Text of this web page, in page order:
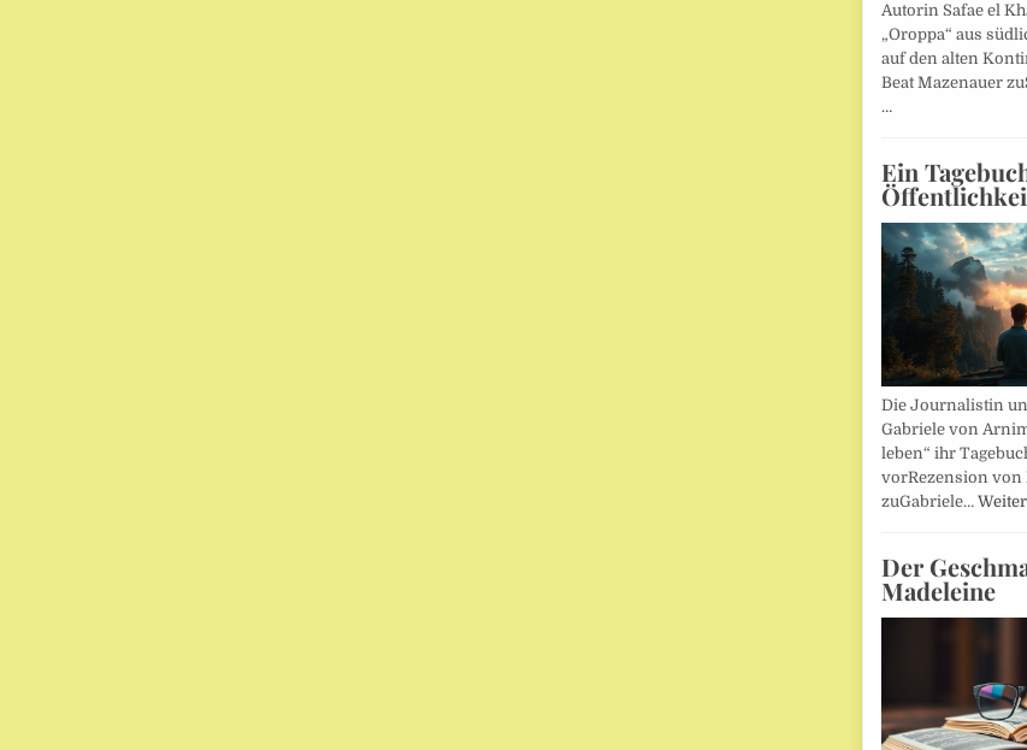
Autorin Safae el
„Oroppa“ aus
auf den alten
Beat Mazenauer
…
Ein
Die Journalistin
Gabriele von
leben“ ihr
vorRezension von
zuGabriele…
Der
Madeleine